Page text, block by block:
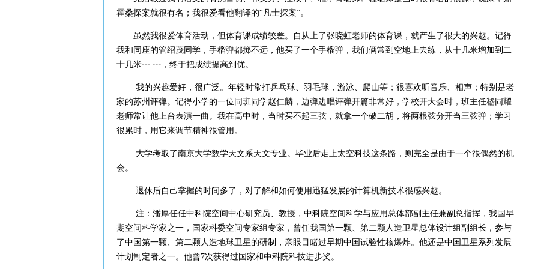
霍桑探案就很有名；我很爱看他翻译的“凡士探案”。
虽然我很爱体育活动，但体育课成绩较差。自从上了张晓虹老师的体育课，就产生了很大的兴趣。记得
我和同座的管绍茂同学，手榴弹都掷不远，他买了一个手榴弹，我们俩常到空地上去练，从十几米增加到二
十几米┅ ┅，终于把成绩提高到优。
我的兴趣爱好，很广泛。年轻时常打乒乓球、羽毛球，游泳、爬山等；很喜欢听音乐、相声；特别是老
家的苏州评弹。记得小学的一位同班同学赵仁麟，边弹边唱评弹开篇非常好，学校开大会时，班主任嵇同耀
老师常让他上台表演一曲。我在高中时，当时买不起三弦，就拿一个破二胡，将两根弦分开当三弦弹；学习
很累时，用它来调节精神很管用。
大学考取了南京大学数学天文系天文专业。毕业后走上太空科技这条路，则完全是由于一个很偶然的机
会。
退休后自己掌握的时间多了，对了解和如何使用迅猛发展的计算机新技术很感兴趣。
注：潘厚任任中科院空间中心研究员、教授，中科院空间科学与应用总体部副主任兼副总指挥，我国早
期空间科学家之一，国家科委空间专家组专家，曾任我国第一颗、第二颗人造卫星总体设计组副组长，参与
了中国第一颗、第二颗人造地球卫星的研制，亲眼目睹过早期中国试验性核爆炸。他还是中国卫星系列发展
计划制定者之一。他曾7次获得过国家和中科院科技进步奖。